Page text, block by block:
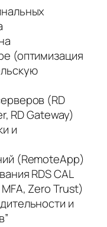
(оптимизация
(RD
RD Gateway)
и
(RemoteApp)
RDS CAL
Zero Trust)
и